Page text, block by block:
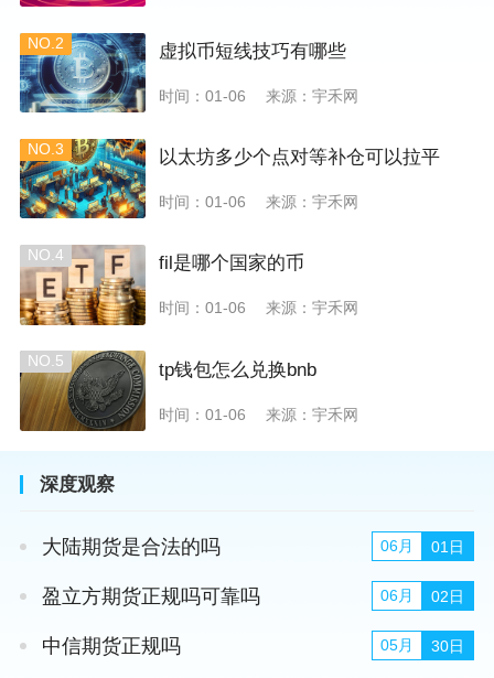
NO.2 虚拟币短线技巧有哪些
时间：01-06 来源：宇禾网
NO.3 以太坊多少个点对等补仓可以拉平
时间：01-06 来源：宇禾网
NO.4 fil是哪个国家的币
时间：01-06 来源：宇禾网
NO.5 tp钱包怎么兑换bnb
时间：01-06 来源：宇禾网
深度观察
大陆期货是合法的吗 06月 01日
盈立方期货正规吗可靠吗 06月 02日
中信期货正规吗 05月 30日